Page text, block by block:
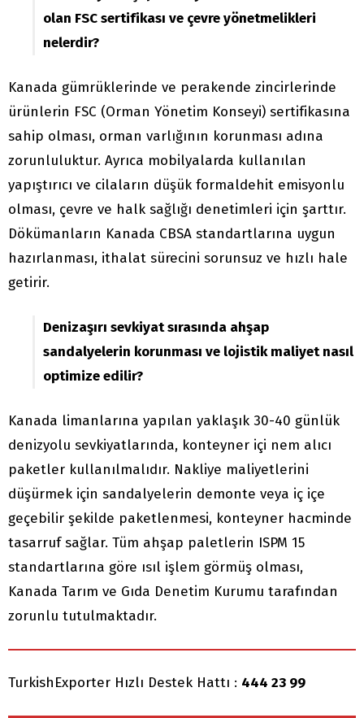
olan FSC sertifikası ve çevre yönetmelikleri
nelerdir?
Kanada gümrüklerinde ve perakende zincirlerinde
ürünlerin FSC (Orman Yönetim Konseyi) sertifikasına
sahip olması, orman varlığının korunması adına
zorunluluktur. Ayrıca mobilyalarda kullanılan
yapıştırıcı ve cilaların düşük formaldehit emisyonlu
olması, çevre ve halk sağlığı denetimleri için şarttır.
Dökümanların Kanada CBSA standartlarına uygun
hazırlanması, ithalat sürecini sorunsuz ve hızlı hale
getirir.
Denizaşırı sevkiyat sırasında ahşap
sandalyelerin korunması ve lojistik maliyet nasıl
optimize edilir?
Kanada limanlarına yapılan yaklaşık 30-40 günlük
denizyolu sevkiyatlarında, konteyner içi nem alıcı
paketler kullanılmalıdır. Nakliye maliyetlerini
düşürmek için sandalyelerin demonte veya iç içe
geçebilir şekilde paketlenmesi, konteyner hacminde
tasarruf sağlar. Tüm ahşap paletlerin ISPM 15
standartlarına göre ısıl işlem görmüş olması,
Kanada Tarım ve Gıda Denetim Kurumu tarafından
zorunlu tutulmaktadır.
TurkishExporter Hızlı Destek Hattı : 444 23 99